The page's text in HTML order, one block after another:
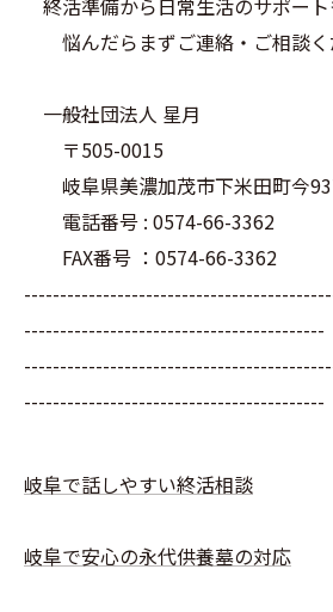
終活準備から日常生活のサポート
悩んだらまずご連絡・ご相談く
一般社団法人 星月
〒505-0015
岐阜県美濃加茂市下米田町今
電話番号 : 0574-66-3362
FAX番号 ：0574-66-3362
------------------------------------------
------------------------------------------
岐阜で話しやすい終活相談
岐阜で安心の永代供養墓の対応